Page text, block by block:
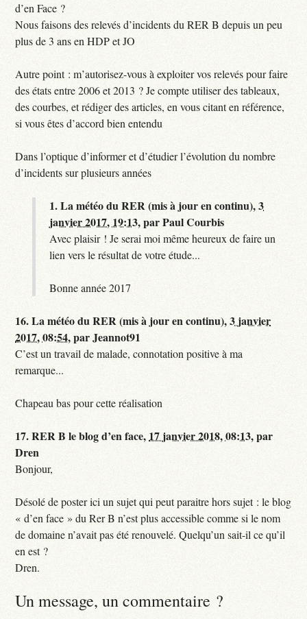
d’en Face ?
Nous faisons des relevés d’incidents du RER B depuis un peu
plus de 3 ans en HDP et JO
Autre point : m’autorisez-vous à exploiter vos relevés pour faire
des états entre 2006 et 2013 ? Je compte utiliser des tableaux,
des courbes, et rédiger des articles, en vous citant en référence,
si vous êtes d’accord bien entendu
Dans l’optique d’informer et d’étudier l’évolution du nombre
d’incidents sur plusieurs années
1.La météo du RER (mis à jour en continu),3
janvier 2017, 19:13,parPaul Courbis
Avec plaisir ! Je serai moi même heureux de faire un
lien vers le résultat de votre étude...
Bonne année 2017
16.La météo du RER (mis à jour en continu),3 janvier
2017, 08:54,parJeannot91
C’est un travail de malade, connotation positive à ma
remarque...
Chapeau bas pour cette réalisation
17.RER B le blog d’en face, 17 janvier 2018, 08:13,par
Dren
Bonjour,
Désolé de poster ici un sujet qui peut paraitre hors sujet : le blog
« d’en face » du Rer B n’est plus accessible comme si le nom
de domaine n’avait pas été renouvelé. Quelqu’un sait-il ce qu’il
en est ?
Dren.
Un message, un commentaire ?